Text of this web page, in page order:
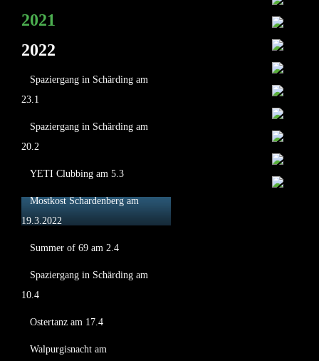
2021
2022
Spaziergang in Schärding am
23.1
Spaziergang in Schärding am
20.2
YETI Clubbing am 5.3
Mostkost Schardenberg am
19.3.2022
Summer of 69 am 2.4
Spaziergang in Schärding am
10.4
Ostertanz am 17.4
Walpurgisnacht am